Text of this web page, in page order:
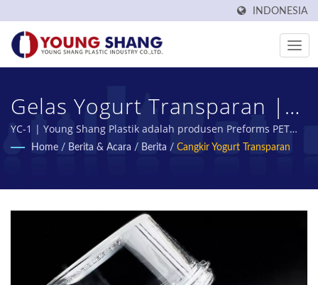
INDONESIA
Gelas Yogurt Transparan |
Produsen Botol Plastik
| YOUNG SHANG PLASTIC
INDUSTRY CO., LTD.
YC-1 | Young Shang Plastik adalah produsen Preforms PET
dan Botol PET Taiwan selama lebih dari 50 tahun.
Home / Berita & Acara / Berita / Cangkir Yogurt Transparan